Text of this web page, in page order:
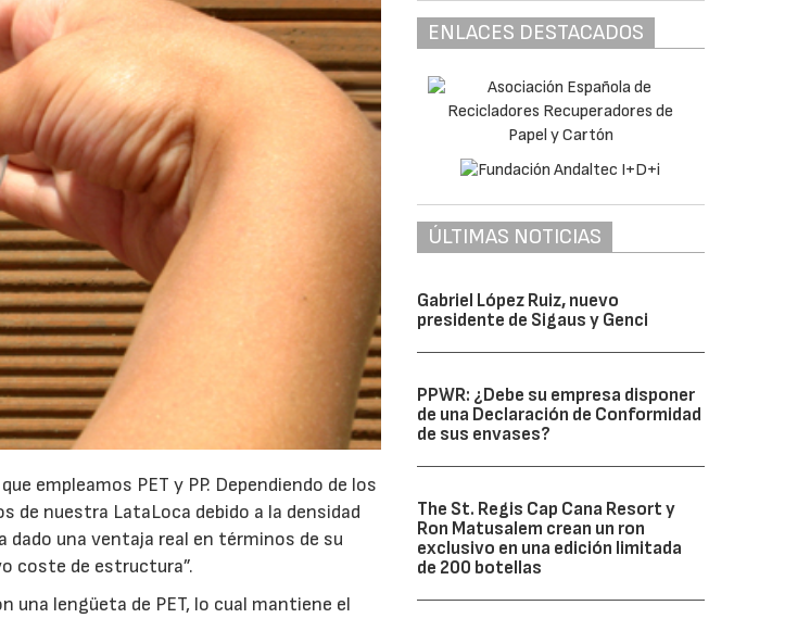
empleamos PET y PP. Dependiendo de los
de nuestra LataLoca debido a la densidad
una ventaja real en términos de su
coste de estructura”.
una lengüeta de PET, lo cual mantiene el
ENLACES DESTACADOS
ÚLTIMAS NOTICIAS
Gabriel López Ruiz, nuevo
presidente de Sigaus y Genci
PPWR: ¿Debe su empresa disponer
de una Declaración de Conformidad
de sus envases?
The St. Regis Cap Cana Resort y
Ron Matusalem crean un ron
exclusivo en una edición limitada
de 200 botellas